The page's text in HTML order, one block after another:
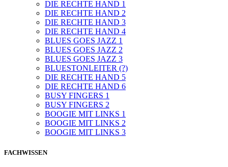
DIE RECHTE HAND 1
DIE RECHTE HAND 2
DIE RECHTE HAND 3
DIE RECHTE HAND 4
BLUES GOES JAZZ 1
BLUES GOES JAZZ 2
BLUES GOES JAZZ 3
BLUESTONLEITER (?)
DIE RECHTE HAND 5
DIE RECHTE HAND 6
BUSY FINGERS 1
BUSY FINGERS 2
BOOGIE MIT LINKS 1
BOOGIE MIT LINKS 2
BOOGIE MIT LINKS 3
FACHWISSEN